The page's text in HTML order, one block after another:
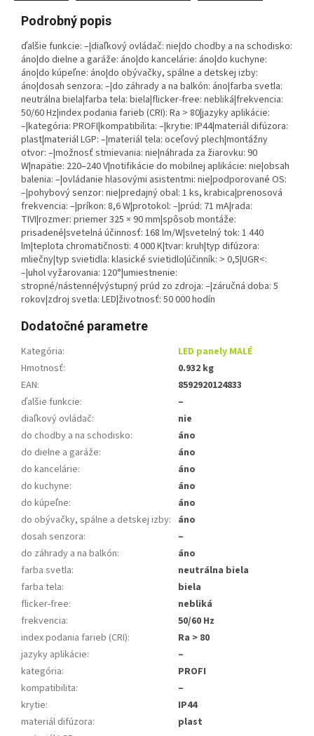
Podrobný popis
ďalšie funkcie: –|diaľkový ovládač: nie|do chodby a na schodisko:
áno|do dielne a garáže: áno|do kancelárie: áno|do kuchyne:
áno|do kúpeľne: áno|do obývačky, spálne a detskej izby:
áno|dosah senzora: –|do záhrady a na balkón: áno|farba svetla:
neutrálna biela|farba tela: biela|flicker-free: nebliká|frekvencia:
50/60 Hz|index podania farieb (CRI): Ra > 80|jazyky aplikácie:
–|kategória: PROFI|kompatibilita: –|krytie: IP44|materiál difúzora:
plast|materiál LGP: –|materiál tela: oceľový plech|montážny
otvor: –|možnosť stmievania: nie|náhrada za žiarovku: 90
W|napätie: 220–240 V|notifikácie do mobilnej aplikácie: nie|obsah
balenia: –|ovládanie hlasovými asistentmi: nie|podporované OS:
–|pohybový senzor: nie|predajný obal: 1 ks, krabica|prenosová
frekvencia: –|príkon: 8,6 W|protokol: –|prúd: 71 mA|rada:
TIVI|rozmer: priemer 325 × 90 mm|spôsob montáže:
prisadené|svetelná účinnosť: 168 lm/W|svetelný tok: 1 440
lm|teplota chromatičnosti: 4 000 K|tvar: kruh|typ difúzora:
mliečny|typ svietidla: klasické svietidlo|účinník: > 0,5|UGR<:
–|uhol vyžarovania: 120°|umiestnenie:
stropné/nástenné|výstupný prúd zo zdroja: –|záručná doba: 5
rokov|zdroj svetla: LED|životnosť: 50 000 hodín
Dodatočné parametre
Kategória:
LED panely MALÉ
Hmotnosť:
0.932 kg
EAN:
8592920124833
ďalšie funkcie:
–
diaľkový ovládač:
nie
do chodby a na schodisko:
áno
do dielne a garáže:
áno
do kancelárie:
áno
do kuchyne:
áno
do kúpeľne:
áno
do obývačky, spálne a detskej izby: áno
dosah senzora:
–
do záhrady a na balkón:
áno
farba svetla:
neutrálna biela
farba tela:
biela
flicker-free:
nebliká
frekvencia:
50/60 Hz
index podania farieb (CRI):
Ra > 80
jazyky aplikácie:
–
kategória:
PROFI
kompatibilita:
–
krytie:
IP44
materiál difúzora:
plast